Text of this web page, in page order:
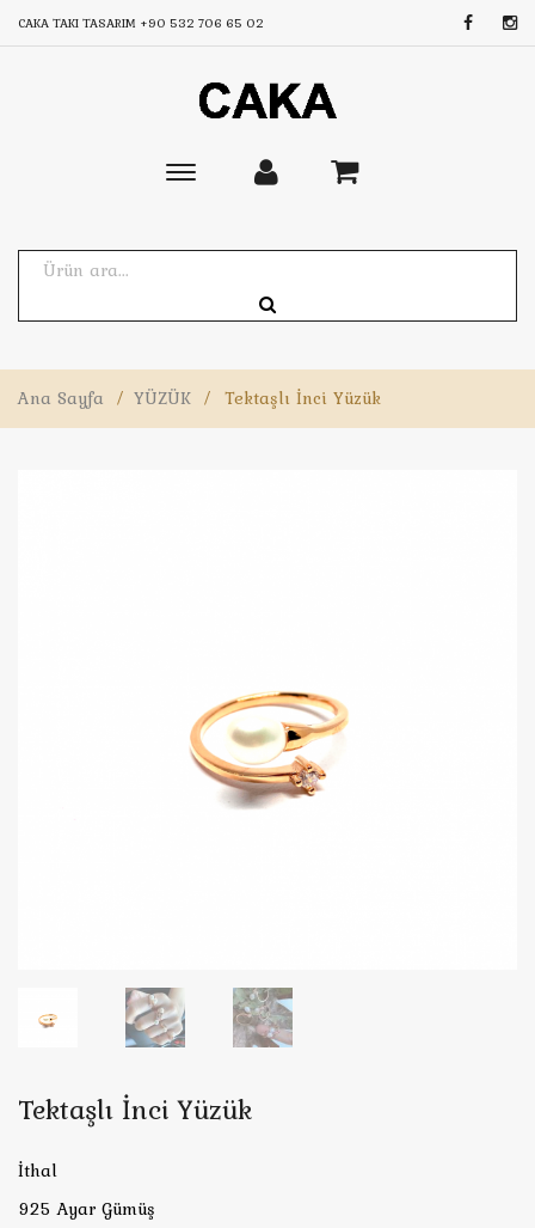
CAKA TAKI TASARIM +90 532 706 65 02
Toggle
Ana Sayfa / YÜZÜK / Tektaşlı İnci Yüzük
Tektaşlı İnci Yüzük
İthal
925 Ayar Gümüş